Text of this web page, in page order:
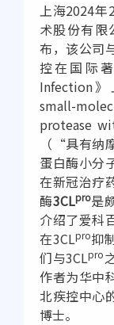
上海2024年
术股份有
布，该公司
控在国际
Infection
small-
protease
（“具有纳
蛋白酶小分
在新冠治疗
酶3CLpro是
介绍了爱科
在3CLpro抑
们与3CLpro
作者为华中
北疾控中心
博士。